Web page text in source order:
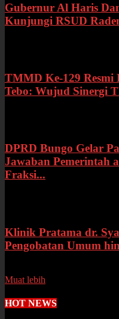
Gubernur Al Haris
Kunjungi RSUD
TMMD Ke-129 Resmi
Tebo: Wujud Sinergi
DPRD Bungo Gelar
Jawaban Pemerintah
Fraksi...
Klinik Pratama dr.
Pengobatan Umum
Muat lebih
HOT NEWS